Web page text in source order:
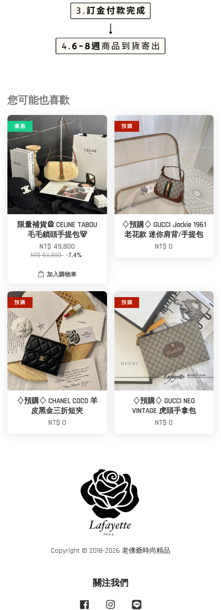
您可能也喜歡
優 惠
限量補貨🎡 CELINE TABOU
毛毛鎖頭手提包🐻
NT$ 49,800
NT$ 53,800 -7.4%
加入購物車
預 購
♢預購♢ GUCCI Jackie 1961
老花款 迷你肩背/手提包
NT$ 0
預 購
♢預購♢ CHANEL COCO 羊
皮黑金三折短夾
NT$ 0
預 購
♢預購♢ GUCCI NEO
VINTAGE 虎頭手拿包
NT$ 0
Copyright © 2018-2026 老佛爺時尚精品
關注我們
Facebook Instagram